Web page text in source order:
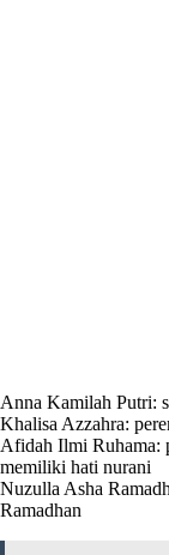
Anna Kamilah Putri:
Khalisa Azzahra:
Afidah Ilmi Ruhama:
memiliki hati nurani
Nuzulla Asha
Ramadhan